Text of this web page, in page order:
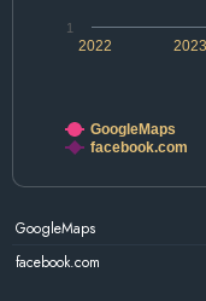
2022 2023
1
GoogleMaps
facebook.com
GoogleMaps
facebook.com